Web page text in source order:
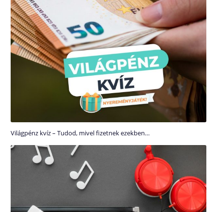
Világpénz kvíz – Tudod, mivel fizetnek ezekben…